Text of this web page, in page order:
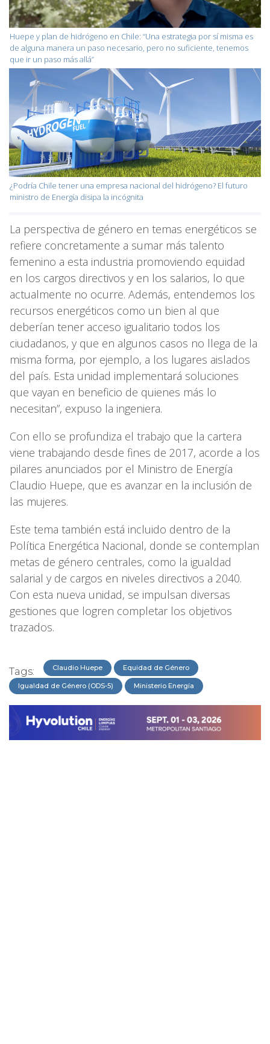
Huepe y plan de hidrógeno en Chile: “Una estrategia por sí misma es
de alguna manera un paso necesario, pero no suficiente, tenemos
que ir un paso más allá”
¿Podría Chile tener una empresa nacional del hidrógeno? El futuro
ministro de Energía disipa la incógnita
La perspectiva de género en temas energéticos se
refiere concretamente a sumar más talento
femenino a esta industria promoviendo equidad
en los cargos directivos y en los salarios, lo que
actualmente no ocurre. Además, entendemos los
recursos energéticos como un bien al que
deberían tener acceso igualitario todos los
ciudadanos, y que en algunos casos no llega de la
misma forma, por ejemplo, a los lugares aislados
del país. Esta unidad implementará soluciones
que vayan en beneficio de quienes más lo
necesitan”, expuso la ingeniera.
Con ello se profundiza el trabajo que la cartera
viene trabajando desde fines de 2017, acorde a los
pilares anunciados por el Ministro de Energía
Claudio Huepe, que es avanzar en la inclusión de
las mujeres.
Este tema también está incluido dentro de la
Política Energética Nacional, donde se contemplan
metas de género centrales, como la igualdad
salarial y de cargos en niveles directivos a 2040.
Con esta nueva unidad, se impulsan diversas
gestiones que logren completar los objetivos
trazados.
Tags: Claudio Huepe Equidad de Género
Igualdad de Género (ODS-5) Ministerio Energía